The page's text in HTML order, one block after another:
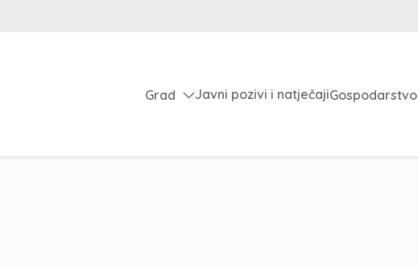
Grad Javni pozivi i natječajiGospodarstvo